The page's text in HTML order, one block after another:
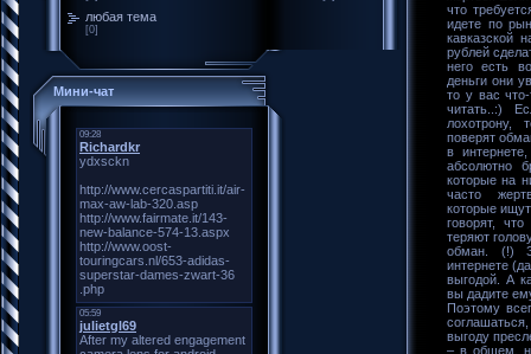
любая тема
[0]
Мини-чат
что
идете по
кавказской
рублей
него есть
деньги они
то у вас
читать..:)
лохотрону,
поверят
в
абсолютно
которые на
часто
которые
говорят,
теряют
обман. (!)
интернете
выгодой. А
вы дадите
Поэтому
выгоду
– в общем,